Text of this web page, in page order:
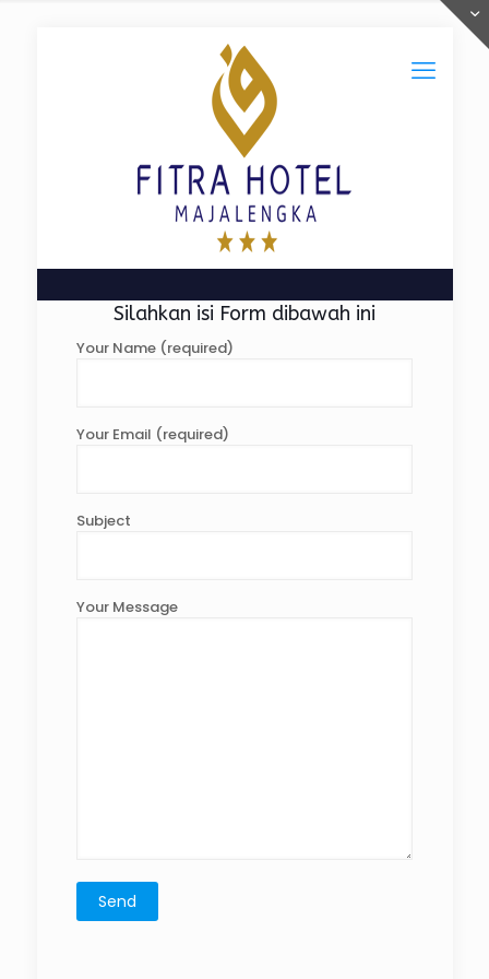
Silahkan isi Form dibawah ini
Your Name (required)
Your Email (required)
Subject
Your Message